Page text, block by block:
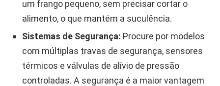
um frango pequeno, sem precisar cortar o
alimento, o que mantém a suculência.
Sistemas de Segurança: Procure por modelos
com múltiplas travas de segurança, sensores
térmicos e válvulas de alívio de pressão
controladas. A segurança é a maior vantagem